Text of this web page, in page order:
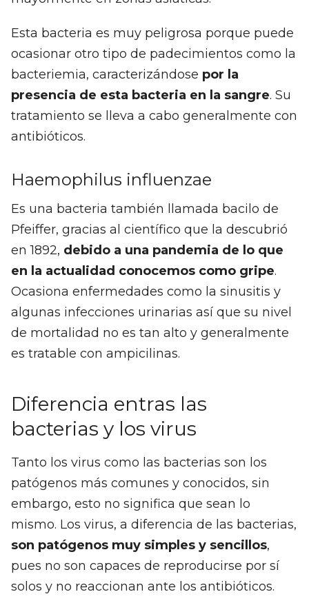
Esta bacteria es muy peligrosa porque puede
ocasionar otro tipo de padecimientos como la
bacteriemia, caracterizándose por la
presencia de esta bacteria en la sangre. Su
tratamiento se lleva a cabo generalmente con
antibióticos.
Haemophilus influenzae
Es una bacteria también llamada bacilo de
Pfeiffer, gracias al científico que la descubrió
en 1892, debido a una pandemia de lo que
en la actualidad conocemos como gripe.
Ocasiona enfermedades como la sinusitis y
algunas infecciones urinarias así que su nivel
de mortalidad no es tan alto y generalmente
es tratable con ampicilinas.
Diferencia entras las
bacterias y los virus
Tanto los virus como las bacterias son los
patógenos más comunes y conocidos, sin
embargo, esto no significa que sean lo
mismo. Los virus, a diferencia de las bacterias,
son patógenos muy simples y sencillos,
pues no son capaces de reproducirse por sí
solos y no reaccionan ante los antibióticos.